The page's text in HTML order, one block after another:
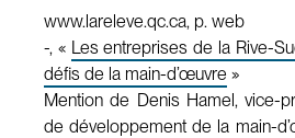
www.lareleve.qc.ca, p. web
-, « Les entreprises de la Rive-
défis de la main-d’œuvre »
Mention de Denis Hamel, vice-
de développement de la main-